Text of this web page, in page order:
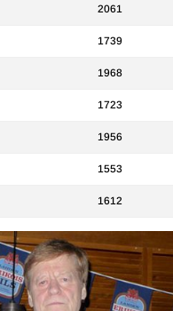
2061
1739
1968
1723
1956
1553
1612